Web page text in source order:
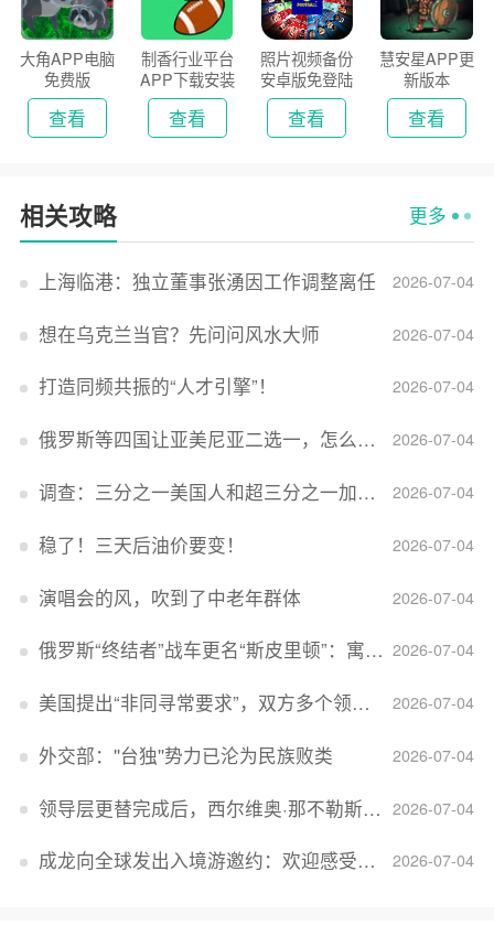
大角APP电脑
免费版
查看
制香行业平台
APP下载安装
2026
查看
照片视频备份
安卓版免登陆
版
查看
慧安星APP更
新版本
查看
相关攻略 更多
2026-07-04
上海临港：独立董事张湧因工作调整离任
2026-07-04
想在乌克兰当官？先问问风水大师
2026-07-04
打造同频共振的“人才引擎”！
2026-07-04
俄罗斯等四国让亚美尼亚二选一，怎么回事？
2026-07-04
调查：三分之一美国人和超三分之一加拿大人感到经济压力
2026-07-04
稳了！三天后油价要变！
2026-07-04
演唱会的风，吹到了中老年群体
2026-07-04
俄罗斯“终结者”战车更名“斯皮里顿”：寓意强大可靠，彰显俄精神力量
2026-07-04
美国提出“非同寻常要求”，双方多个领域分歧依旧，印美贸易谈判进入“关键阶段”
2026-07-04
外交部：''台独''势力已沦为民族败类
2026-07-04
领导层更替完成后，西尔维奥·那不勒斯出任Lucid首席执行官
2026-07-04
成龙向全球发出入境游邀约：欢迎感受无滤镜的真实中国